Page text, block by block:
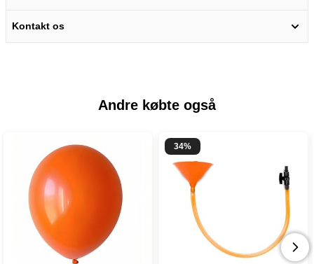
Kontakt os
Andre købte også
34%